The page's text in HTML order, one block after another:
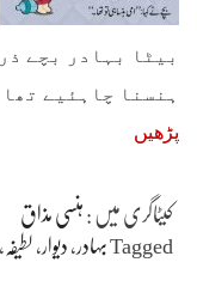
بیٹا بہادر بچے
ہنسنا چاہئیے
پڑھیں
کیٹاگری میں : ہنسی مذاق
Taggedبہادر ، دیوار ، لطیفہ ،